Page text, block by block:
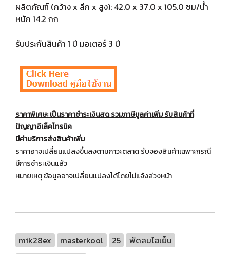
ผลิตภัณฑ์ (กว้าง x ลึก x สูง): 42.0 x 37.0 x 105.0 ซม/น้ำ
หนัก 14.2 กก
รับประกันสินค้า 1 ปี มอเตอร์ 3 ปี
ราคาพิเศษ: เป็นราคาชำระเงินสด รวมภาษีมูลค่าเพิ่ม รับสินค้าที่
ปัญญาอีเล็คโทรนิค
มีค่าบริการส่งสินค้าเพิ่ม
ราคาอาจเปลี่ยนแปลงขึ้นลงตามภาวะตลาด รับจองสินค้าเฉพาะกรณี
มีการชำระเงินแล้ว
หมายเหตุ ข้อมูลอาจเปลี่ยนแปลงได้โดยไม่แจ้งล่วงหน้า
mik28ex masterkool 25
พัดลมไอเย็น